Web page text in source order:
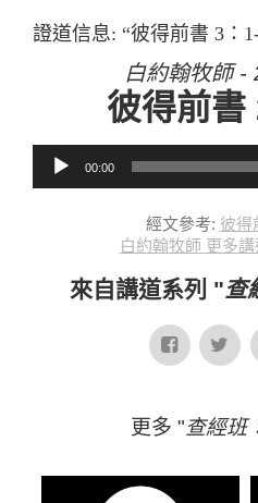
證道信息: “彼得前書 3：
白約翰牧師 -
彼得前書
音訊播放器
00:00
經文參考: 彼得
白約翰牧師 更多講
來自講道系列 "查
更多 "查經班